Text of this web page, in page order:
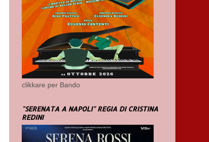
clikkare per Bando
"SERENATA A NAPOLI" REGIA DI CRISTINA
REDINI